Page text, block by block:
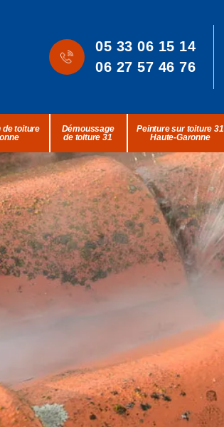
05 33 06 15 14
06 27 57 46 76
de toiture
Démoussage
de toiture 31
Peinture sur toiture 31
Haute-Garonne